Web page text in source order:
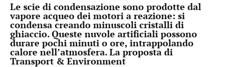
Le scie di condensazione sono prodotte dal
vapore acqueo dei motori a reazione: si
condensa creando minuscoli cristalli di
ghiaccio. Queste nuvole artificiali possono
durare pochi minuti o ore, intrappolando
calore nell’atmosfera. La proposta di
Transport & Environment